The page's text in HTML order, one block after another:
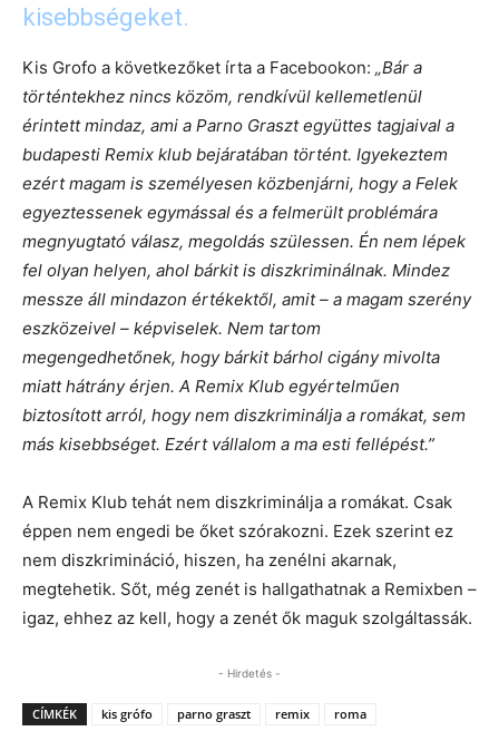
kisebbségeket.
Kis Grofo a következőket írta a Facebookon: „Bár a
történtekhez nincs közöm, rendkívül kellemetlenül
érintett mindaz, ami a Parno Graszt együttes tagjaival a
budapesti Remix klub bejáratában történt. Igyekeztem
ezért magam is személyesen közbenjárni, hogy a Felek
egyeztessenek egymással és a felmerült problémára
megnyugtató válasz, megoldás szülessen. Én nem lépek
fel olyan helyen, ahol bárkit is diszkriminálnak. Mindez
messze áll mindazon értékektől, amit – a magam szerény
eszközeivel – képviselek. Nem tartom
megengedhetőnek, hogy bárkit bárhol cigány mivolta
miatt hátrány érjen. A Remix Klub egyértelműen
biztosított arról, hogy nem diszkriminálja a romákat, sem
más kisebbséget. Ezért vállalom a ma esti fellépést.”
A Remix Klub tehát nem diszkriminálja a romákat. Csak
éppen nem engedi be őket szórakozni. Ezek szerint ez
nem diszkrimináció, hiszen, ha zenélni akarnak,
megtehetik. Sőt, még zenét is hallgathatnak a Remixben –
igaz, ehhez az kell, hogy a zenét ők maguk szolgáltassák.
- Hirdetés -
CÍMKÉK kis grófo parno graszt remix roma